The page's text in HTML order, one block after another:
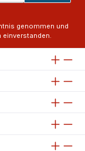
genommen und
einverstanden.